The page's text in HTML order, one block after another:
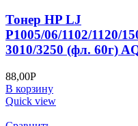
Тонер HP LJ
P1005/06/1102/1120/
3010/3250 (фл. 60г)
88,00Р
В корзину
Quick view